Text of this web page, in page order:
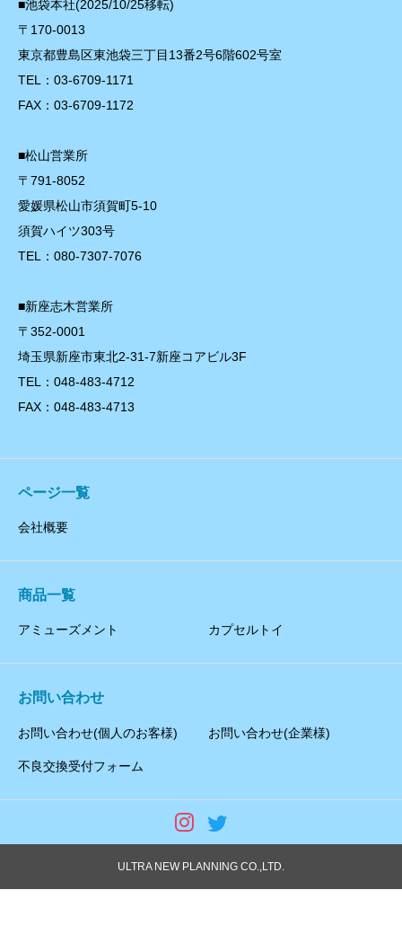
■池袋本社(2025/10/25移転)
〒170-0013
東京都豊島区東池袋三丁目13番2号6階602号室
TEL：03-6709-1171
FAX：03-6709-1172
■松山営業所
〒791-8052
愛媛県松山市須賀町5-10
須賀ハイツ303号
TEL：080-7307-7076
■新座志木営業所
〒352-0001
埼玉県新座市東北2-31-7新座コアビル3F
TEL：048-483-4712
FAX：048-483-4713
ページ一覧
会社概要
商品一覧
アミューズメント カプセルトイ
お問い合わせ
お問い合わせ(個人のお客様) お問い合わせ(企業様)
不良交換受付フォーム
ULTRA NEW PLANNING CO.,LTD.